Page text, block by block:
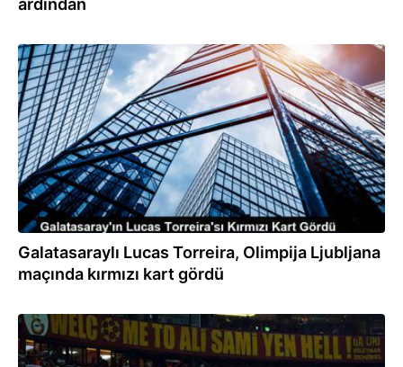
ardından
15.08.2023
Galatasaraylı Lucas Torreira, Olimpija Ljubljana
maçında kırmızı kart gördü
15.08.2023